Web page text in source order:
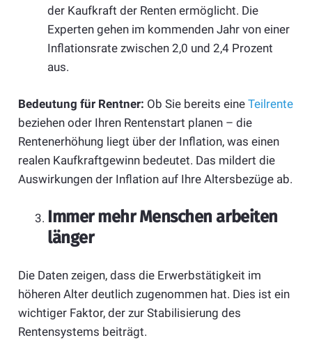
der Kaufkraft der Renten ermöglicht. Die
Experten gehen im kommenden Jahr von einer
Inflationsrate zwischen 2,0 und 2,4 Prozent
aus.
Bedeutung für Rentner: Ob Sie bereits eine Teilrente
beziehen oder Ihren Rentenstart planen – die
Rentenerhöhung liegt über der Inflation, was einen
realen Kaufkraftgewinn bedeutet. Das mildert die
Auswirkungen der Inflation auf Ihre Altersbezüge ab.
Immer mehr Menschen arbeiten
länger
Die Daten zeigen, dass die Erwerbstätigkeit im
höheren Alter deutlich zugenommen hat. Dies ist ein
wichtiger Faktor, der zur Stabilisierung des
Rentensystems beiträgt.